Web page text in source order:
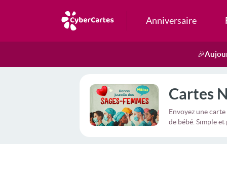
Anniversaire
🎉
Cartes
Envoyez une
de bébé. Simple